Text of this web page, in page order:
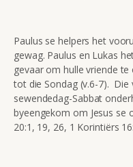
Paulus se helpers het
gewag. Paulus en Lukas
gevaar om hulle vriende
tot die Sondag (v.6-7). Die
sewendedag-Sabbat
byeengekom om Jesus se
20:1, 19, 26, 1 Korintiërs